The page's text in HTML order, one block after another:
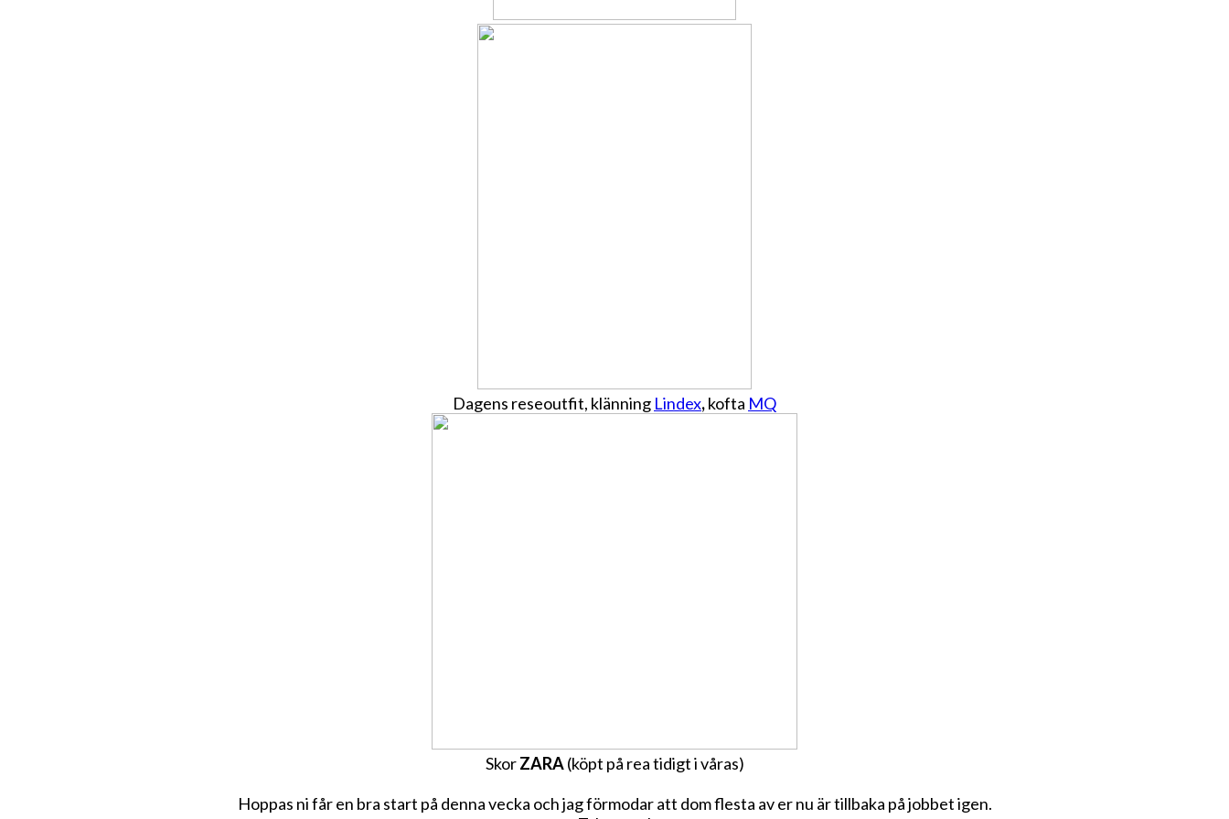
Dagens reseoutfit, klänning Lindex,kofta MQ
SkorZARA(köpt på rea tidigt i våras)
Hoppas ni får en bra start på denna vecka och jag förmodar att dom flesta av er nu är tillbaka på jobbet igen.